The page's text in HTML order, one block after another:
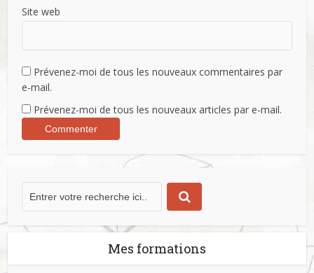
Site web
Prévenez-moi de tous les nouveaux commentaires par
e-mail.
Prévenez-moi de tous les nouveaux articles par e-mail.
Mes formations